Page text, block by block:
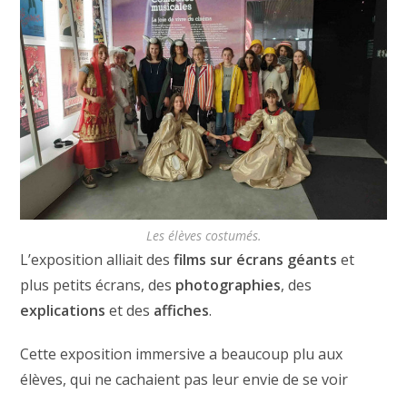
Les élèves costumés.
L’exposition alliait desfilms sur écrans géants et
plus petits écrans, des photographies, des
explications et des affiches.
Cette exposition immersive a beaucoup plu aux
élèves, qui ne cachaient pas leur envie de se voir